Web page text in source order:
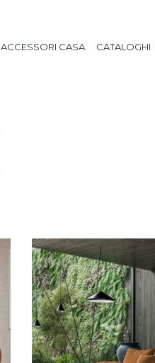
ACCESSORI CASA CATALOGHI